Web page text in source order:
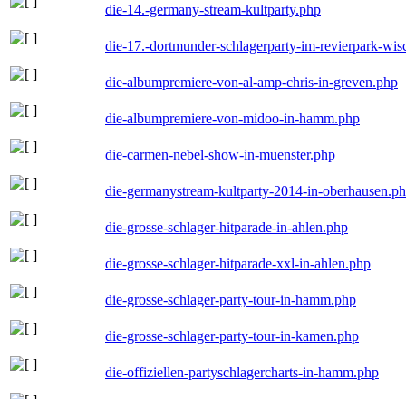
die-14.-germany-stream-kultparty.php
die-17.-dortmunder-schlagerparty-im-revierpark-
die-albumpremiere-von-al-amp-chris-in-greven.php
die-albumpremiere-von-midoo-in-hamm.php
die-carmen-nebel-show-in-muenster.php
die-germanystream-kultparty-2014-in-
die-grosse-schlager-hitparade-in-ahlen.php
die-grosse-schlager-hitparade-xxl-in-ahlen.php
die-grosse-schlager-party-tour-in-hamm.php
die-grosse-schlager-party-tour-in-kamen.php
die-offiziellen-partyschlagercharts-in-hamm.php